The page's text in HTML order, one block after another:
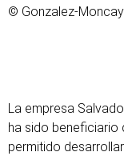
© Gonzalez-
La empresa
ha sido beneficiario
permitido